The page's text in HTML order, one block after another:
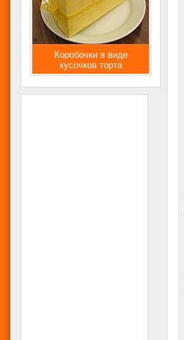
Коробочки в виде
кусочков торта